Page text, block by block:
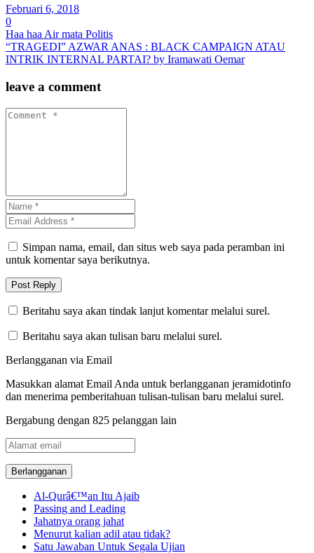
Februari 6, 2018
0
Haa haa Air mata Politis
“TRAGEDI” AZWAR ANAS : BLACK CAMPAIGN ATAU
INTRIK INTERNAL PARTAI? by Iramawati Oemar
leave a comment
Simpan nama, email, dan situs web saya pada peramban ini
untuk komentar saya berikutnya.
Beritahu saya akan tindak lanjut komentar melalui surel.
Beritahu saya akan tulisan baru melalui surel.
Berlangganan via Email
Masukkan alamat Email Anda untuk berlangganan jeramidotinfo
dan menerima pemberitahuan tulisan-tulisan baru melalui surel.
Bergabung dengan 825 pelanggan lain
Alamat
email
Al-Qurâ€™an Itu Ajaib
Passing and Leading
Jahatnya orang jahat
Menurut kalian adil atau tidak?
Satu Jawaban Untuk Segala Ujian